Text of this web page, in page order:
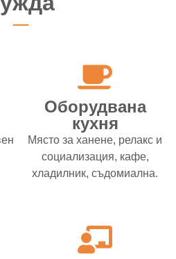
Оборудвана
кухня
Mясто за ханене, релакс и
социализация, кафе,
хладилник, съдомиална.